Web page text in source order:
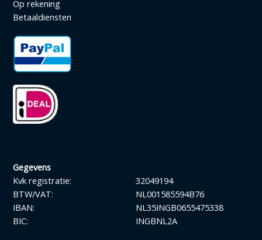
Op rekening
Betaaldiensten
Gegevens
Kvk registratie:
BTW/VAT:
IBAN:
BIC:
32049194
NL001585594B76
NL35INGB0655475338
INGBNL2A